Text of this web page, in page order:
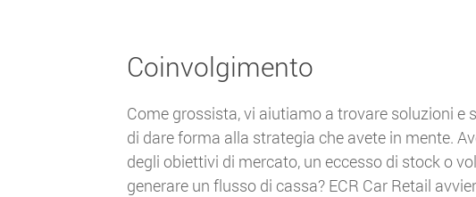
Coinvolgimento
Come grossista, vi aiutiamo a trovare soluzioni e
di dare forma alla strategia che avete in mente.
degli obiettivi di mercato, un eccesso di stock o
generare un flusso di cassa? ECR Car Retail